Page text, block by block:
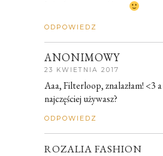
ODPOWIEDZ
ANONIMOWY
23 KWIETNIA 2017
Aaa, Filterloop, znalazłam! <3
najczęściej używasz?
ODPOWIEDZ
ROZALIA FASHION